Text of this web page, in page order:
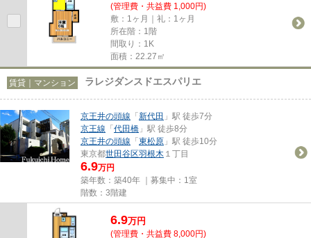
(管理費・共益費 1,000円)
敷：1ヶ月｜礼：1ヶ月
所在階：1階
間取り：1K
面積：22.27㎡
賃貸｜マンション ラレジダンスドエスパリエ
京王井の頭線 「新代田 」駅 徒歩7分
京王線 「代田橋 」駅 徒歩8分
京王井の頭線 「東松原 」駅 徒歩10分
東京都世田谷区羽根木 １丁目
6.9万円
築年数：築40年 ｜募集中： 1室
階数：3階建
6.9万円
(管理費・共益費 8,000円)